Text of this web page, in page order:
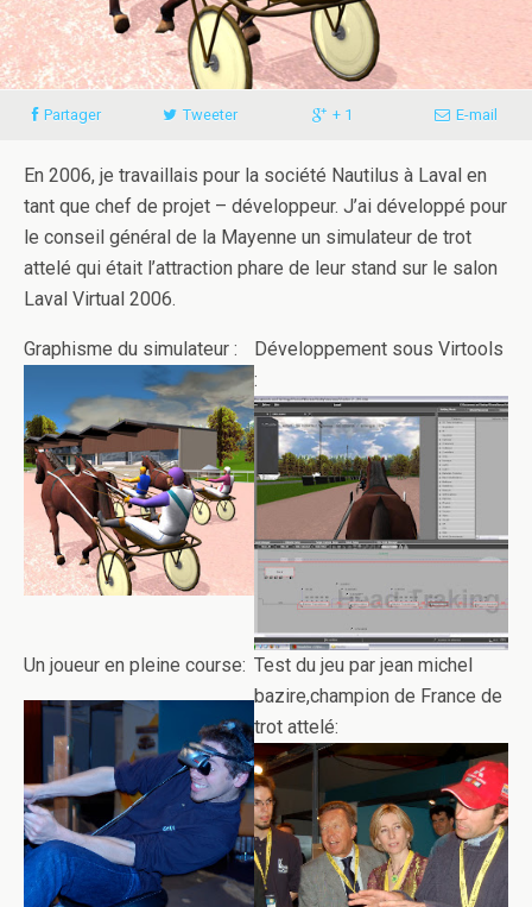
Partager Tweeter + 1 E-mail
En 2006, je travaillais pour la société Nautilus à Laval en
tant que chef de projet – développeur. J’ai développé pour
le conseil général de la Mayenne un simulateur de trot
attelé qui était l’attraction phare de leur stand sur le salon
Laval Virtual 2006.
Graphisme du simulateur :
Développement sous Virtools
:
Un joueur en pleine course: Test du jeu par jean michel
bazire,champion de France de
trot attelé: